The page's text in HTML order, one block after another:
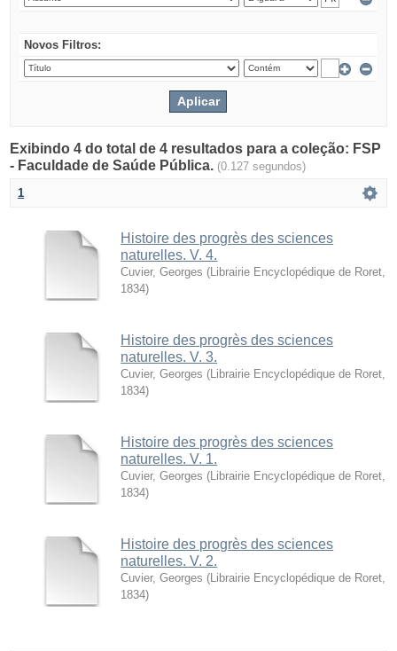
Novos Filtros:
Exibindo 4 do total de 4 resultados para a coleção: FSP
- Faculdade de Saúde Pública. (0.127 segundos)
1
Histoire des progrès des sciences
naturelles. V. 4.
Cuvier, Georges ( Librairie Encyclopédique de Roret
1834)
Histoire des progrès des sciences
naturelles. V. 3.
Cuvier, Georges ( Librairie Encyclopédique de Roret
1834)
Histoire des progrès des sciences
naturelles. V. 1.
Cuvier, Georges ( Librairie Encyclopédique de Roret
1834)
Histoire des progrès des sciences
naturelles. V. 2.
Cuvier, Georges ( Librairie Encyclopédique de Roret
1834)